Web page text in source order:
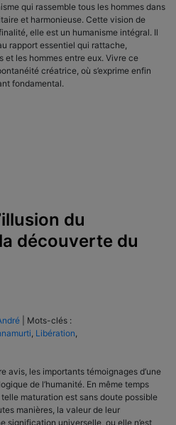
qui rassemble tous les hommes dans
et harmonieuse. Cette vision de
elle est un humanisme intégral. Il
rapport essentiel qui rattache,
et les hommes entre eux. Vivre ce
créatrice, où s’exprime enfin
fondamental.
du
découverte du
Mots-clés :
, Libération,
avis, les importants témoignages d’une
de l’humanité. En même temps
telle maturation est sans doute possible
manières, la valeur de leur
signification universelle, ou elle n’est